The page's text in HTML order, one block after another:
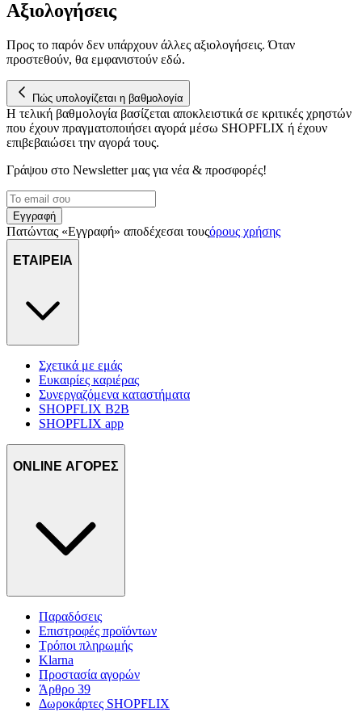
Αξιολογήσεις
Προς το παρόν δεν υπάρχουν άλλες αξιολογήσεις. Όταν
προστεθούν, θα εμφανιστούν εδώ.
Πώς υπολογίζεται η βαθμολογία
Η τελική βαθμολογία βασίζεται αποκλειστικά σε κριτικές χρηστών
που έχουν πραγματοποιήσει αγορά μέσω SHOPFLIX ή έχουν
επιβεβαιώσει την αγορά τους.
Γράψου στο Νewsletter μας για νέα & προσφορές!
Εγγραφή
Πατώντας «Εγγραφή» αποδέχεσαι τουςόρους χρήσης
ΕΤΑΙΡΕΙΑ
Σχετικά με εμάς
Ευκαιρίες καριέρας
Συνεργαζόμενα καταστήματα
SHOPFLIX B2B
SHOPFLIX app
ONLINE ΑΓΟΡΕΣ
Παραδόσεις
Επιστροφές προϊόντων
Τρόποι πληρωμής
Klarna
Προστασία αγορών
Άρθρο 39
Δωροκάρτες SHOPFLIX